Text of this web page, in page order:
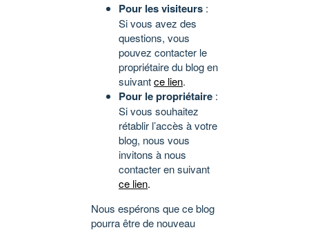
Pour les visiteurs :
Si vous avez des
questions, vous
pouvez contacter le
propriétaire du blog en
suivantce lien.
Pour le propriétaire :
Si vous souhaitez
rétablir l’accès à votre
blog, nous vous
invitons à nous
contacter en suivant
ce lien.
Nous espérons que ce blog
pourra être de nouveau